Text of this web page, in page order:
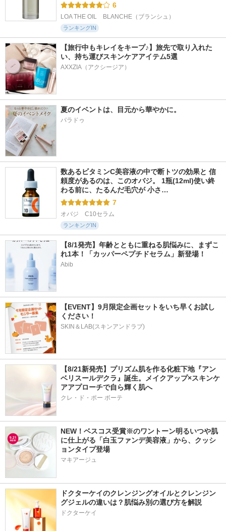
6
LOA THE OIL　BLANCHE（ブランシュ）
ランキングIN
【旅行中もキレイをキープ♪】旅先で取り入れた
い、持ち運びスキンケアアイテム5選
AXXZIA（アクシージア）
夏のイベントは、目元から華やかに。
パラドゥ
数あるビタミンC美容液の中で断トツの効果と 信
頼度があるのは、このオバジ。 1瓶(12ml)使い終
わる前に、たるんだ毛穴が 小さ…
7
オバジ　C10セラム
ランキングIN
【8/1発売】年齢とともに重ねる肌悩みに、まずこ
れ1本！「カッパーペプチドセラム」新登場！
Abib
【EVENT】9月限定企画セットをいち早くお試し
ください！
SKIN＆LAB(スキンアンドラブ)
【8/21新発売】プリズム肌を作る化粧下地『アン
ベリスールデクラ』誕生。メイクアップ×スキンケ
アアプローチで自ら輝く肌へ
クレ・ド・ポー ボーテ
NEW！ベスコス受賞※のワントーン明るいつや肌
に仕上がる「白玉ファンデ美容液」から、クッシ
ョンタイプ登場
マキアージュ
ドクターケイのクレンジングオイルとクレンジン
グジェルの違いは？肌悩み別の選び方を解説
ドクターケイ